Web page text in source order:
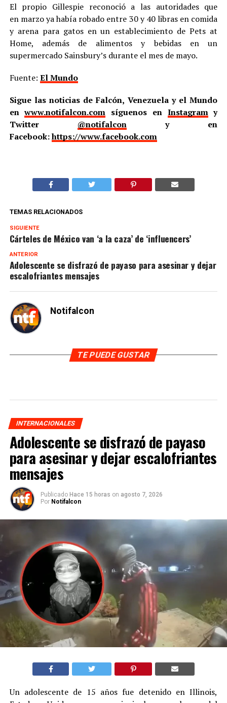
El propio Gillespie reconoció a las autoridades que
en marzo ya había robado entre 30 y 40 libras en comida
y arena para gatos en un establecimiento de Pets at
Home, además de alimentos y bebidas en un
supermercado Sainsbury’s durante el mes de mayo.
Fuente: El Mundo
Sigue las noticias de Falcón, Venezuela y el Mundo
enwww.notifalcon.com síguenos en Instagramy
Twitter @notifalcony en
Facebook:https://www.facebook.com
TEMAS RELACIONADOS
SIGUIENTE
Cárteles de México van ‘a la caza’ de ‘influencers’
ANTERIOR
Adolescente se disfrazó de payaso para asesinar y dejar
escalofriantes mensajes
Notifalcon
TE PUEDE GUSTAR
INTERNACIONALES
Adolescente se disfrazó de payaso
para asesinar y dejar escalofriantes
mensajes
Publicado Hace 15 horas on agosto 7, 2026
Por Notifalcon
Un adolescente de 15 años fue detenido en Illinois,